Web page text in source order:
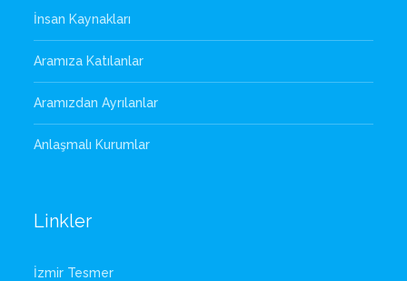
İnsan Kaynakları
Aramıza Katılanlar
Aramızdan Ayrılanlar
Anlaşmalı Kurumlar
Linkler
İzmir Tesmer